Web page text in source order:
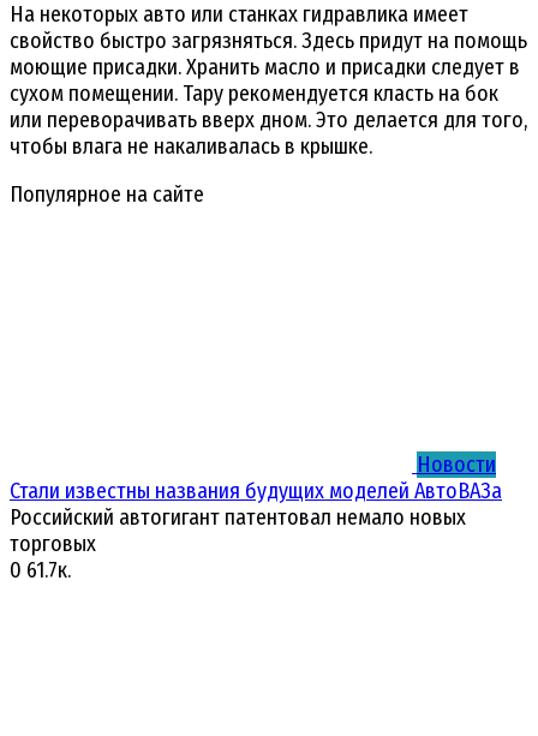
На некоторых авто или станках гидравлика имеет
свойство быстро загрязняться. Здесь придут на помощь
моющие присадки. Хранить масло и присадки следует в
сухом помещении. Тару рекомендуется класть на бок
или переворачивать вверх дном. Это делается для того,
чтобы влага не накаливалась в крышке.
Популярное на сайте
Новости
Стали известны названия будущих моделей АвтоВАЗа
Российский автогигант патентовал немало новых
торговых
0 61.7к.